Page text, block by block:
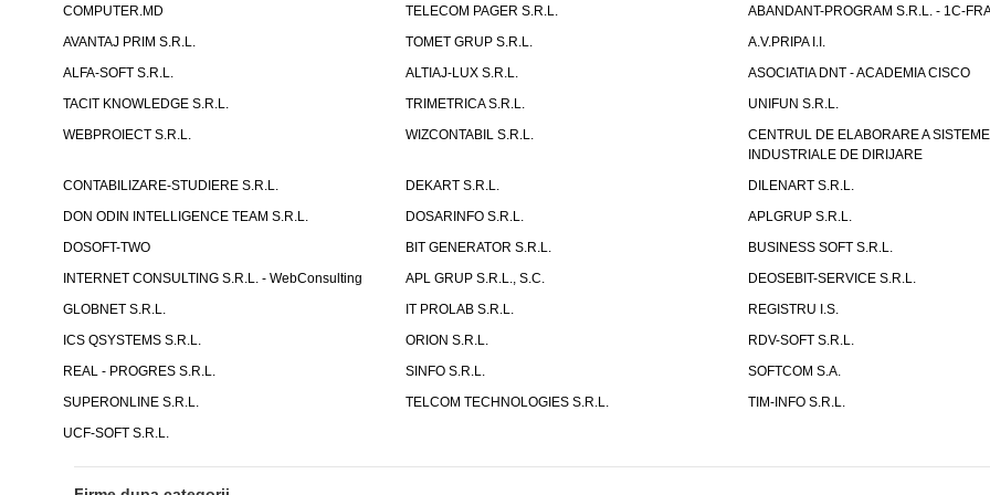
COMPUTER.MD
TELECOM PAGER S.R.L.
ABANDANT-PROGRAM S.R.L. - 1C-
AVANTAJ PRIM S.R.L.
TOMET GRUP S.R.L.
A.V.PRIPA I.I.
ALFA-SOFT S.R.L.
ALTIAJ-LUX S.R.L.
ASOCIATIA DNT - ACADEMIA CISCO
TACIT KNOWLEDGE S.R.L.
TRIMETRICA S.R.L.
UNIFUN S.R.L.
WEBPROIECT S.R.L.
WIZCONTABIL S.R.L.
CENTRUL DE ELABORARE A
INDUSTRIALE DE DIRIJARE
CONTABILIZARE-STUDIERE S.R.L.
DEKART S.R.L.
DILENART S.R.L.
DON ODIN INTELLIGENCE TEAM S.R.L.
DOSARINFO S.R.L.
APLGRUP S.R.L.
DOSOFT-TWO
BIT GENERATOR S.R.L.
BUSINESS SOFT S.R.L.
INTERNET CONSULTING S.R.L. - WebConsulting
APL GRUP S.R.L., S.C.
DEOSEBIT-SERVICE S.R.L.
GLOBNET S.R.L.
IT PROLAB S.R.L.
REGISTRU I.S.
ICS QSYSTEMS S.R.L.
ORION S.R.L.
RDV-SOFT S.R.L.
REAL - PROGRES S.R.L.
SINFO S.R.L.
SOFTCOM S.A.
SUPERONLINE S.R.L.
TELCOM TECHNOLOGIES S.R.L.
TIM-INFO S.R.L.
UCF-SOFT S.R.L.